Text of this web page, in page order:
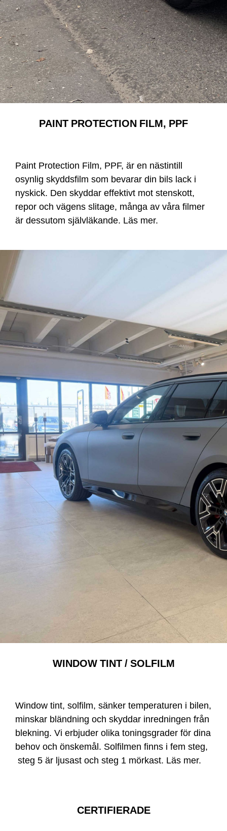
PAINT PROTECTION FILM, PPF
Paint Protection Film, PPF, är en nästintill
osynlig skyddsfilm som bevarar din bils lack i
nyskick. Den skyddar effektivt mot stenskott,
repor och vägens slitage, många av våra filmer
är dessutom självläkande. Läs mer.
WINDOW TINT / SOLFILM
Window tint, solfilm, sänker temperaturen i bilen,
minskar bländning och skyddar inredningen från
blekning. Vi erbjuder olika toningsgrader för dina
behov och önskemål. Solfilmen finns i fem steg,
steg 5 är ljusast och steg 1 mörkast. Läs mer.
CERTIFIERADE